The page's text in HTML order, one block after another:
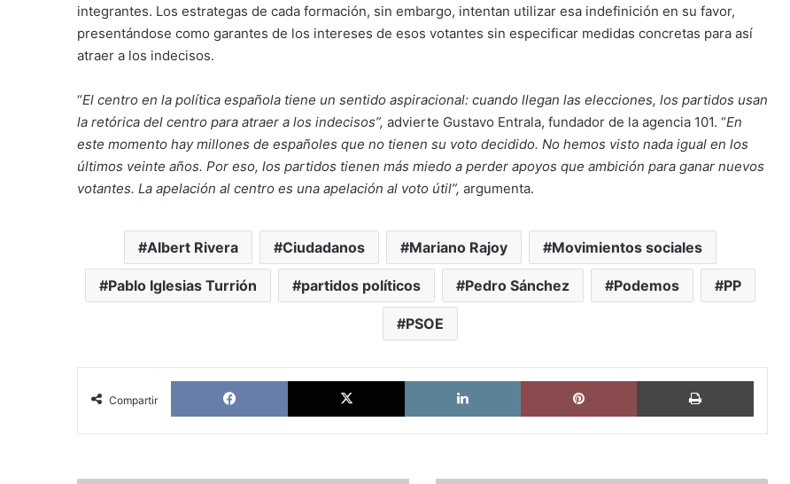
integrantes. Los estrategas de cada formación, sin embargo, intentan utilizar esa indefinición en su favor,
presentándose como garantes de los intereses de esos votantes sin especificar medidas concretas para así
atraer a los indecisos.
“El centro en la política española tiene un sentido aspiracional: cuando llegan las elecciones, los partidos usan
la retórica del centro para atraer a los indecisos”, advierte Gustavo Entrala, fundador de la agencia 101. “En
este momento hay millones de españoles que no tienen su voto decidido. No hemos visto nada igual en los
últimos veinte años. Por eso, los partidos tienen más miedo a perder apoyos que ambición para ganar nuevos
votantes. La apelación al centro es una apelación al voto útil”, argumenta.
Albert Rivera Ciudadanos Mariano Rajoy Movimientos sociales
Pablo Iglesias Turrión partidos políticos Pedro Sánchez Podemos PP
PSOE
Compartir
Facebook X LinkedIn Pinterest Imprimir